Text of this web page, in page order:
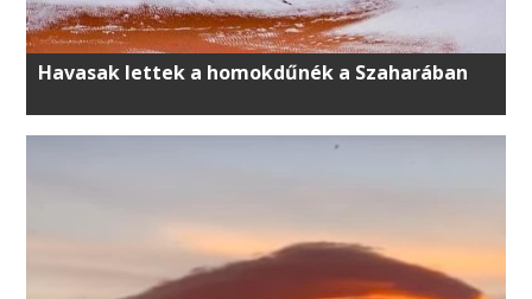
Havasak lettek a homokdűnék a Szaharában